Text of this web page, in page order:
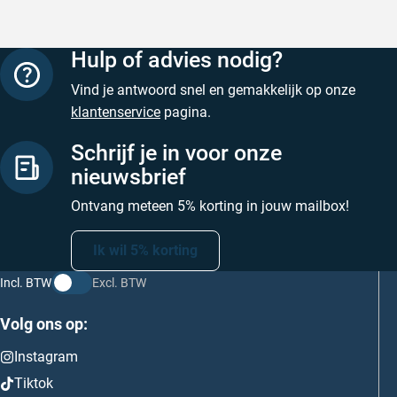
Hulp of advies nodig?
Vind je antwoord snel en gemakkelijk op onze
klantenservice pagina.
Schrijf je in voor onze
nieuwsbrief
Ontvang meteen 5% korting in jouw mailbox!
Ik wil 5% korting
Incl. BTW Excl. BTW
Volg ons op:
Instagram
Tiktok